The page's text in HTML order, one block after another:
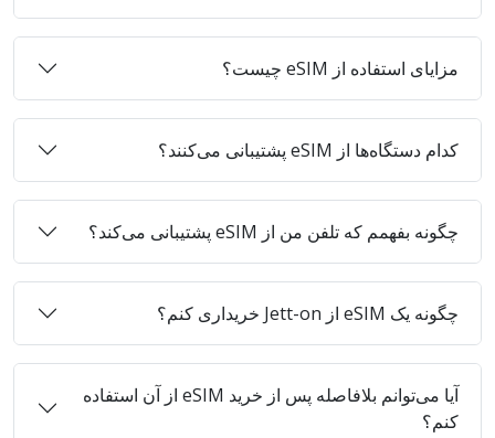
مزایای استفاده از eSIM چیست؟
کدام دستگاه‌ها از eSIM پشتیبانی می‌کنند؟
چگونه بفهمم که تلفن من از eSIM پشتیبانی می‌کند؟
چگونه یک eSIM از Jett-on خریداری کنم؟
آیا می‌توانم بلافاصله پس از خرید eSIM از آن استفاده
کنم؟